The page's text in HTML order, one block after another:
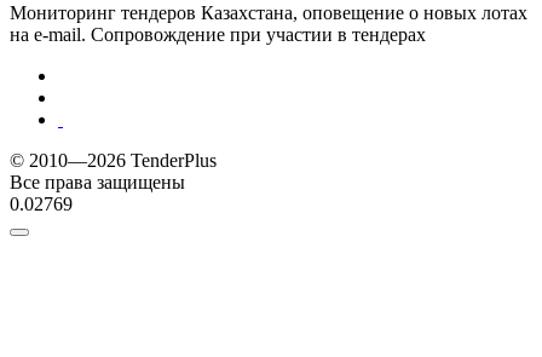
Мониторинг тендеров Казахстана, оповещение о новых лотах
на e-mail. Сопровождение при участии в тендерах
© 2010—2026 TenderPlus
Все права защищены
0.02769